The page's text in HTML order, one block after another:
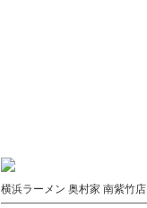
横浜ラーメン 奥村家 南紫竹店